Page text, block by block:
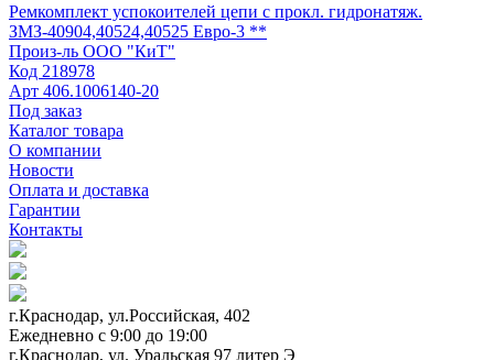
Ремкомплект успокоителей цепи с прокл. гидронатяж.
ЗМЗ-40904,40524,40525 Евро-3 **
Произ-ль ООО "КиТ"
Код 218978
Арт 406.1006140-20
Под заказ
Каталог товара
О компании
Новости
Оплата и доставка
Гарантии
Контакты
г.Краснодар, ул.Российская, 402
Ежедневно c 9:00 до 19:00
г.Краснодар, ул. Уральская 97 литер Э